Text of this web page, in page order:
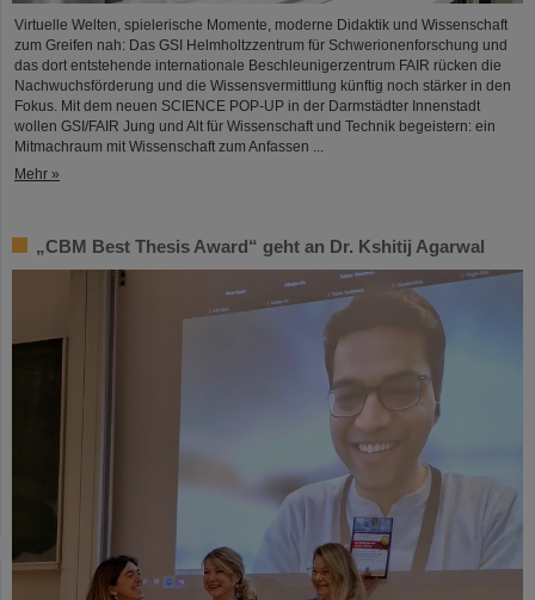
Virtuelle Welten, spielerische Momente, moderne Didaktik und Wissenschaft
zum Greifen nah: Das GSI Helmholtzzentrum für Schwerionenforschung und
das dort entstehende internationale Beschleunigerzentrum FAIR rücken die
Nachwuchsförderung und die Wissensvermittlung künftig noch stärker in den
Fokus. Mit dem neuen SCIENCE POP-UP in der Darmstädter Innenstadt
wollen GSI/FAIR Jung und Alt für Wissenschaft und Technik begeistern: ein
Mitmachraum mit Wissenschaft zum Anfassen ...
Mehr »
„CBM Best Thesis Award“ geht an Dr. Kshitij Agarwal